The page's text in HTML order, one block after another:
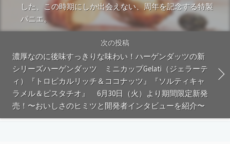
した、この時期にしか出会えない、周年を記念する特製
パニエ。
次の投稿
濃厚なのに後味すっきりな味わい！ハーゲンダッツの新
シリーズハーゲンダッツ ミニカップGelati（ジェラーテ
ィ）『トロピカルリッチ＆ココナッツ』『ソルティキャ
ラメル＆ピスタチオ』 6月30日（火）より期間限定新発
売！〜おいしさのヒミツと開発者インタビューを紹介〜